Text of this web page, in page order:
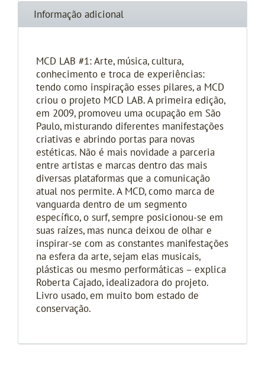
Informação adicional
MCD LAB #1: Arte, música, cultura,
conhecimento e troca de experiências:
tendo como inspiração esses pilares, a MCD
criou o projeto MCD LAB. A primeira edição,
em 2009, promoveu uma ocupação em São
Paulo, misturando diferentes manifestações
criativas e abrindo portas para novas
estéticas. Não é mais novidade a parceria
entre artistas e marcas dentro das mais
diversas plataformas que a comunicação
atual nos permite. A MCD, como marca de
vanguarda dentro de um segmento
específico, o surf, sempre posicionou-se em
suas raízes, mas nunca deixou de olhar e
inspirar-se com as constantes manifestações
na esfera da arte, sejam elas musicais,
plásticas ou mesmo performáticas – explica
Roberta Cajado, idealizadora do projeto.
Livro usado, em muito bom estado de
conservação.